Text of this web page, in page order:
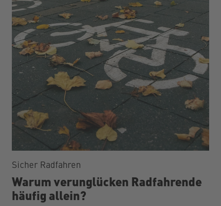
Sicher Radfahren
Warum verunglücken Radfahrende
häufig allein?